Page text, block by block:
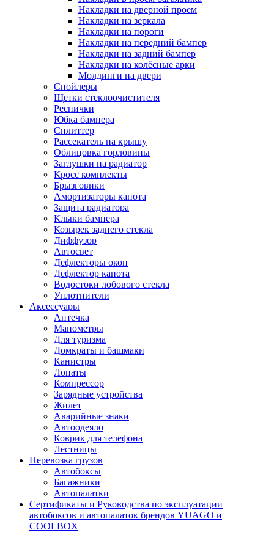
Накладки на дверной проем
Накладки на зеркала
Накладки на пороги
Накладки на передний бампер
Накладки на задний бампер
Накладки на колёсные арки
Молдинги на двери
Спойлеры
Щетки стеклоочистителя
Реснички
Юбка бампера
Сплиттер
Рассекатель на крышу
Облицовка горловины
Заглушки на радиатор
Кросс комплекты
Брызговики
Амортизаторы капота
Защита радиатора
Клыки бампера
Козырек заднего стекла
Диффузор
Автосвет
Дефлекторы окон
Дефлектор капота
Водостоки лобового стекла
Уплотнители
Аксессуары
Аптечка
Манометры
Для туризма
Домкраты и башмаки
Канистры
Лопаты
Компрессор
Зарядные устройства
Жилет
Аварийные знаки
Автоодеяло
Коврик для телефона
Лестницы
Перевозка грузов
Автобоксы
Багажники
Автопалатки
Сертификаты и Руководства по эксплуатации
автобоксов и автопалаток брендов YUAGO и
COOLBOX